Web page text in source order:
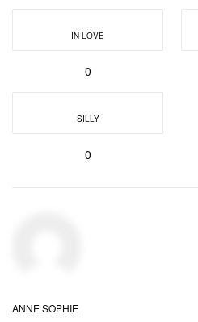
IN LOVE
0
SILLY
0
ANNE SOPHIE